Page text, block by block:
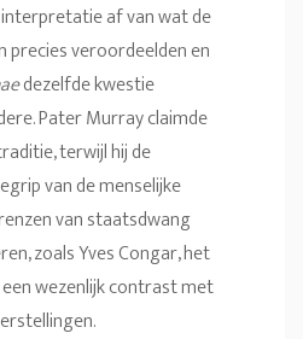
af van wat de
precies veroordeelden en
dezelfde kwestie
Pater Murray claimde
terwijl hij de
van de menselijke
van staatsdwang
zoals Yves Congar, het
wezenlijk contrast met